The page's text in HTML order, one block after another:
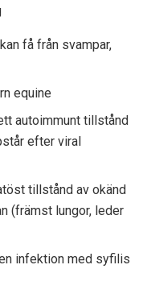
få från svampar,
equine
autoimmunt tillstånd
efter viral
tillstånd av okänd
(främst lungor, leder
infektion med syfilis